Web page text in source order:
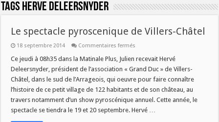
Tags herve deleersnyder
Le spectacle pyroscenique de Villers-Châtel
18 septembre 2014 Commentaires fermés
spectacle
de
Villers-
Châtel
Ce jeudi à 08h35 dans la Matinale Plus, Julien recevait Hervé
Deleersnyder, président de l’association « Grand Duc » de Villers-
Châtel, dans le sud de l’Arrageois, qui oeuvre pour faire connaître
l’histoire de ce petit village de 122 habitants et de son château, au
travers notamment d’un show pyroscénique annuel. Cette année, le
spectacle se tiendra le 19 et 20 septembre. Hervé …